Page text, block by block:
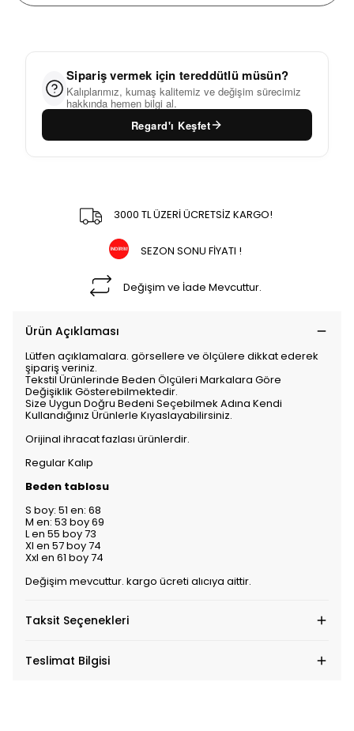
Sipariş vermek için tereddütlü müsün?
Kalıplarımız, kumaş kalitemiz ve değişim sürecimiz
hakkında hemen bilgi al.
Regard'ı Keşfet
3000 TL ÜZERİ ÜCRETSİZ KARGO!
SEZON SONU FİYATI !
Değişim ve İade Mevcuttur.
Ürün Açıklaması
Lütfen açıklamalara. görsellere ve ölçülere dikkat ederek
şipariş veriniz.
Tekstil Ürünlerinde Beden Ölçüleri Markalara Göre
Değişiklik Gösterebilmektedir.
Size Uygun Doğru Bedeni Seçebilmek Adına Kendi
Kullandığınız Ürünlerle Kıyaslayabilirsiniz.
Orijinal ihracat fazlası ürünlerdir.
Regular Kalıp
Beden tablosu
S boy: 51 en: 68
M en: 53 boy 69
L en 55 boy 73
Xl en 57 boy 74
Xxl en 61 boy 74
Değişim mevcuttur. kargo ücreti alıcıya aittir.
Taksit Seçenekleri
Teslimat Bilgisi